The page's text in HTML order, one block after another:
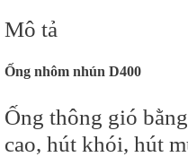
Mô tả
Ống nhôm nhún D400
Ống thông gió
cao, hút khói, hút